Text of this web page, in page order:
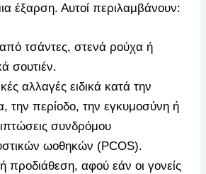
έξαρση. Αυτοί περιλαμβάνουν:
τσάντες, στενά ρούχα ή
σουτιέν.
αλλαγές ειδικά κατά την
την περίοδο, την εγκυμοσύνη ή
συνδρόμου
ωοθηκών (PCOS).
προδιάθεση, αφού εάν οι γονείς